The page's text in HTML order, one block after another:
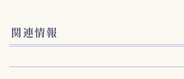
関連情報